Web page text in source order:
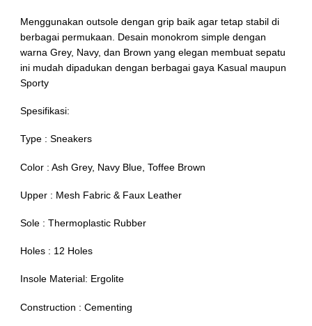
Menggunakan outsole dengan grip baik agar tetap stabil di
berbagai permukaan. Desain monokrom simple dengan
warna Grey, Navy, dan Brown yang elegan membuat sepatu
ini mudah dipadukan dengan berbagai gaya Kasual maupun
Sporty
Spesifikasi:
Type : Sneakers
Color : Ash Grey, Navy Blue, Toffee Brown
Upper : Mesh Fabric & Faux Leather
Sole : Thermoplastic Rubber
Holes : 12 Holes
Insole Material: Ergolite
Construction : Cementing